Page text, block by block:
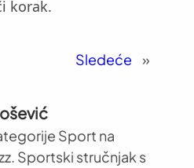
korak.
Sledeće »
Sport na
Sportski stručnjak s